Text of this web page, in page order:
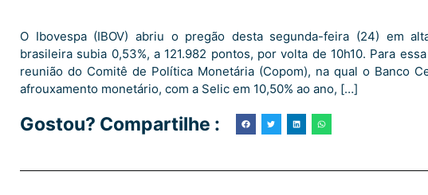
O Ibovespa (IBOV) abriu o pregão desta segunda-feira (24) em
brasileira subia 0,53%, a 121.982 pontos, por volta de 10h10. Para
reunião do Comitê de Política Monetária (Copom), na qual o Banco
afrouxamento monetário, com a Selic em 10,50% ao ano, […]
Gostou? Compartilhe :